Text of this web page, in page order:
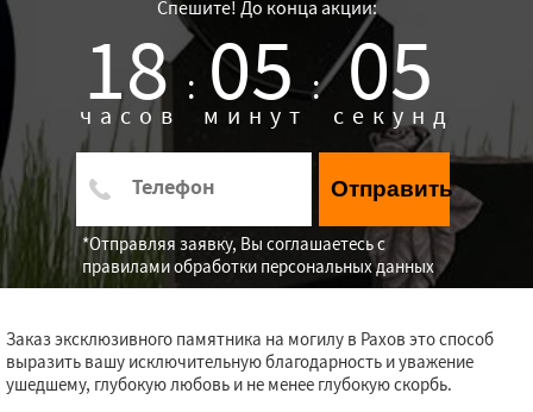
Спешите! До конца акции:
18 :
часов 05 :
минут 05
секунд
Отправить
*Отправляя заявку, Вы соглашаетесь с
правилами обработки персональных данных
Заказ эксклюзивного памятника на могилу в Рахов это способ
выразить вашу исключительную благодарность и уважение
ушедшему, глубокую любовь и не менее глубокую скорбь.